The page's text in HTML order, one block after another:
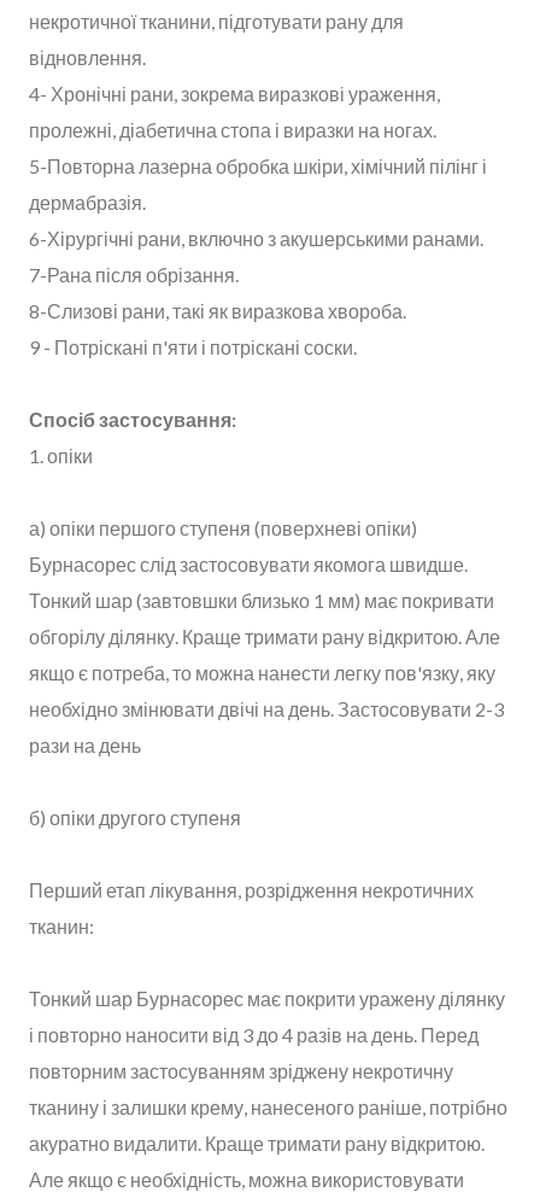
некротичної тканини, підготувати рану для
відновлення.
4- Хронічні рани, зокрема виразкові ураження,
пролежні, діабетична стопа і виразки на ногах.
5-Повторна лазерна обробка шкіри, хімічний пілінг і
дермабразія.
6-Хірургічні рани, включно з акушерськими ранами.
7-Рана після обрізання.
8-Слизові рани, такі як виразкова хвороба.
9 - Потріскані п'яти і потріскані соски.
Спосіб застосування:
1. опіки
а) опіки першого ступеня (поверхневі опіки)
Бурнасорес слід застосовувати якомога швидше.
Тонкий шар (завтовшки близько 1 мм) має покривати
обгорілу ділянку. Краще тримати рану відкритою. Але
якщо є потреба, то можна нанести легку пов'язку, яку
необхідно змінювати двічі на день. Застосовувати 2-3
рази на день
б) опіки другого ступеня
Перший етап лікування, розрідження некротичних
тканин:
Тонкий шар Бурнасорес має покрити уражену ділянку
і повторно наносити від 3 до 4 разів на день. Перед
повторним застосуванням зріджену некротичну
тканину і залишки крему, нанесеного раніше, потрібно
акуратно видалити. Краще тримати рану відкритою.
Але якщо є необхідність, можна використовувати